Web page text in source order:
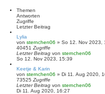
e
u
c
e
Themen
Antworten
Zugriffe
Letzter Beitrag
Lylia
von sternchen06 » So 12. Nov 2023,
40451 Zugriffe
Letzter Beitrag von sternchen06
So 12. Nov 2023, 15:39
Keetje & Karin
von sternchen06 » Di 11. Aug 2020,
73525 Zugriffe
Letzter Beitrag von sternchen06
Di 11. Aug 2020, 16:27